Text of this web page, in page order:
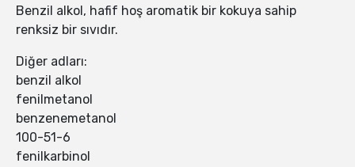
Benzil alkol, hafif hoş aromatik bir kokuya sahip
renksiz bir sıvıdır.
Diğer adları:
benzil alkol
fenilmetanol
benzenemetanol
100-51-6
fenilkarbinol